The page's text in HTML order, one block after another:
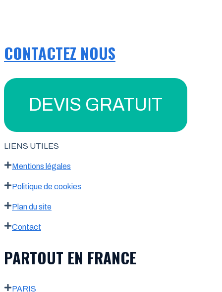
CONTACTEZ NOUS
DEVIS GRATUIT
LIENS UTILES
Mentions légales
Politique de cookies
Plan du site
Contact
PARTOUT EN FRANCE
PARIS